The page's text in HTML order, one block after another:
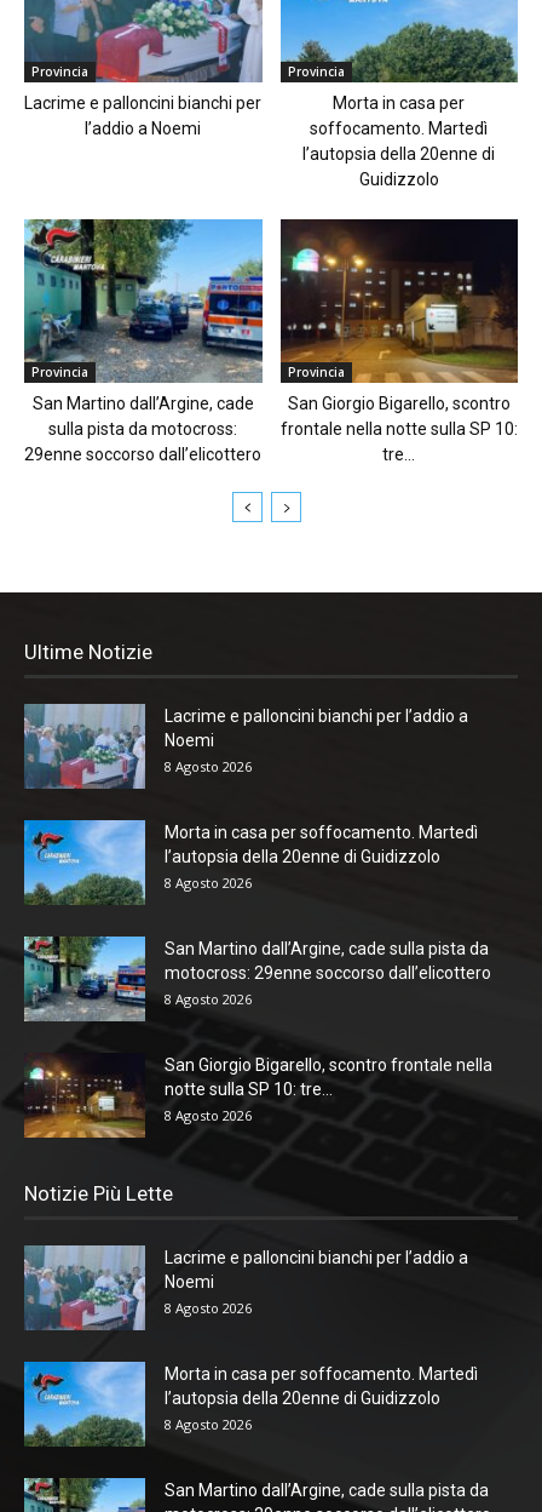
Provincia
Lacrime e palloncini bianchi per
l’addio a Noemi
Provincia
Morta in casa per
soffocamento. Martedì
l’autopsia della 20enne di
Guidizzolo
Provincia
San Martino dall’Argine, cade
sulla pista da motocross:
29enne soccorso dall’elicottero
Provincia
San Giorgio Bigarello, scontro
frontale nella notte sulla SP 10:
tre...
Ultime Notizie
Lacrime e palloncini bianchi per l’addio a
Noemi
8 Agosto 2026
Morta in casa per soffocamento. Martedì
l’autopsia della 20enne di Guidizzolo
8 Agosto 2026
San Martino dall’Argine, cade sulla pista da
motocross: 29enne soccorso dall’elicottero
8 Agosto 2026
San Giorgio Bigarello, scontro frontale nella
notte sulla SP 10: tre...
8 Agosto 2026
Notizie Più Lette
Lacrime e palloncini bianchi per l’addio a
Noemi
8 Agosto 2026
Morta in casa per soffocamento. Martedì
l’autopsia della 20enne di Guidizzolo
8 Agosto 2026
San Martino dall’Argine, cade sulla pista da